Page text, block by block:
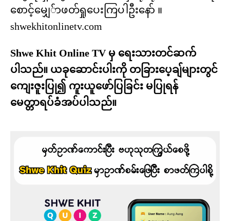
စောင့်မျှေ်ာဖတ်ရှုပေးကြပါဦးနော် ။
shwekhitonlinetv.com
Shwe Khit Online TV မှ ရေးသားတင်ဆက်
ပါသည်။ ယခုဆောင်းပါးကို တခြားပေ့ချ်များတွင်
ကျေးဇူးပြု၍ ကူးယူဖော်ပြခြင်း မပြုရန်
မေတ္တာရပ်ခံအပ်ပါသည်။